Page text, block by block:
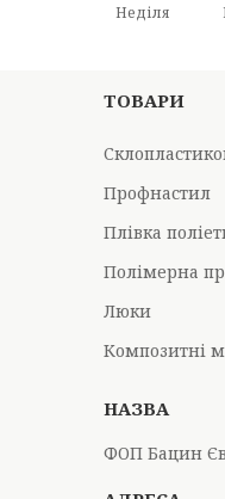
Неділя
ТОВАРИ
Профнастил
Плівка
Полімерна
Люки
Композитні
ФОП Бацин